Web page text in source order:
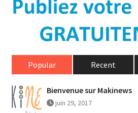
Popular Recent
Bienvenue sur Makinews
juin 29, 2017